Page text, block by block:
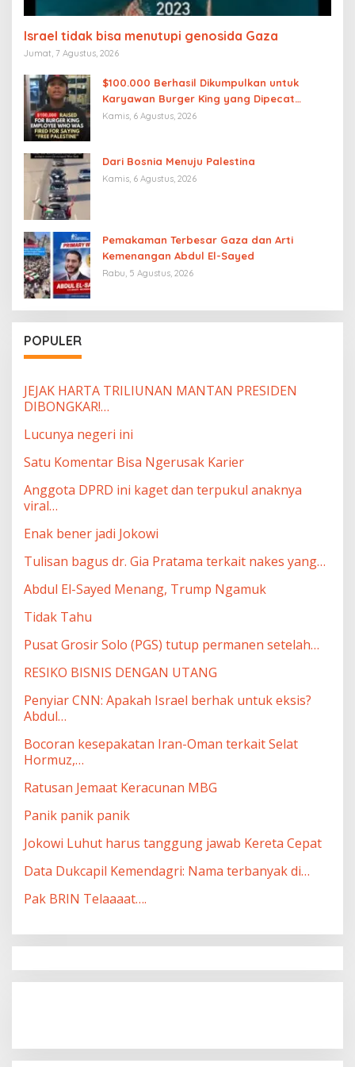
Israel tidak bisa menutupi genosida Gaza
Jumat, 7 Agustus, 2026
$100.000 Berhasil Dikumpulkan untuk
Karyawan Burger King yang Dipecat
karena Mengucapkan “Free Palestine”
Kamis, 6 Agustus, 2026
Dari Bosnia Menuju Palestina
Kamis, 6 Agustus, 2026
Pemakaman Terbesar Gaza dan Arti
Kemenangan Abdul El-Sayed
Rabu, 5 Agustus, 2026
POPULER
JEJAK HARTA TRILIUNAN MANTAN PRESIDEN
DIBONGKAR!…
Lucunya negeri ini
Satu Komentar Bisa Ngerusak Karier
Anggota DPRD ini kaget dan terpukul anaknya
viral…
Enak bener jadi Jokowi
Tulisan bagus dr. Gia Pratama terkait nakes yang…
Abdul El-Sayed Menang, Trump Ngamuk
Tidak Tahu
Pusat Grosir Solo (PGS) tutup permanen setelah…
RESIKO BISNIS DENGAN UTANG
Penyiar CNN: Apakah Israel berhak untuk eksis?
Abdul…
Bocoran kesepakatan Iran-Oman terkait Selat
Hormuz,…
Ratusan Jemaat Keracunan MBG
Panik panik panik
Jokowi Luhut harus tanggung jawab Kereta Cepat
Data Dukcapil Kemendagri: Nama terbanyak di…
Pak BRIN Telaaaat….